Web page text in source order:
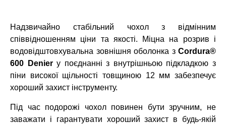
Надзвичайно стабільний чохол з відмінним
співвідношенням ціни та якості. Міцна на розрив і
водовідштовхувальна зовнішня оболонка з Cordura®
600 Denierу поєднанні з внутрішньою підкладкою з
піни високої щільності товщиною 12 мм забезпечує
хороший захист інструменту.
Під час подорожі чохол повинен бути зручним, не
заважати і гарантувати хороший захист в будь-якій